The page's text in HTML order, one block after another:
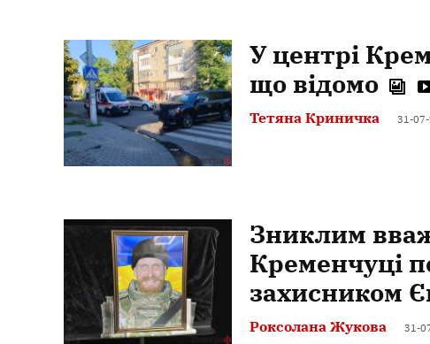
У центрі
що відомо
Тетяна Криничка 31-
Зниклим
Кременчуці
захисником
Роксолана Жукова 31-